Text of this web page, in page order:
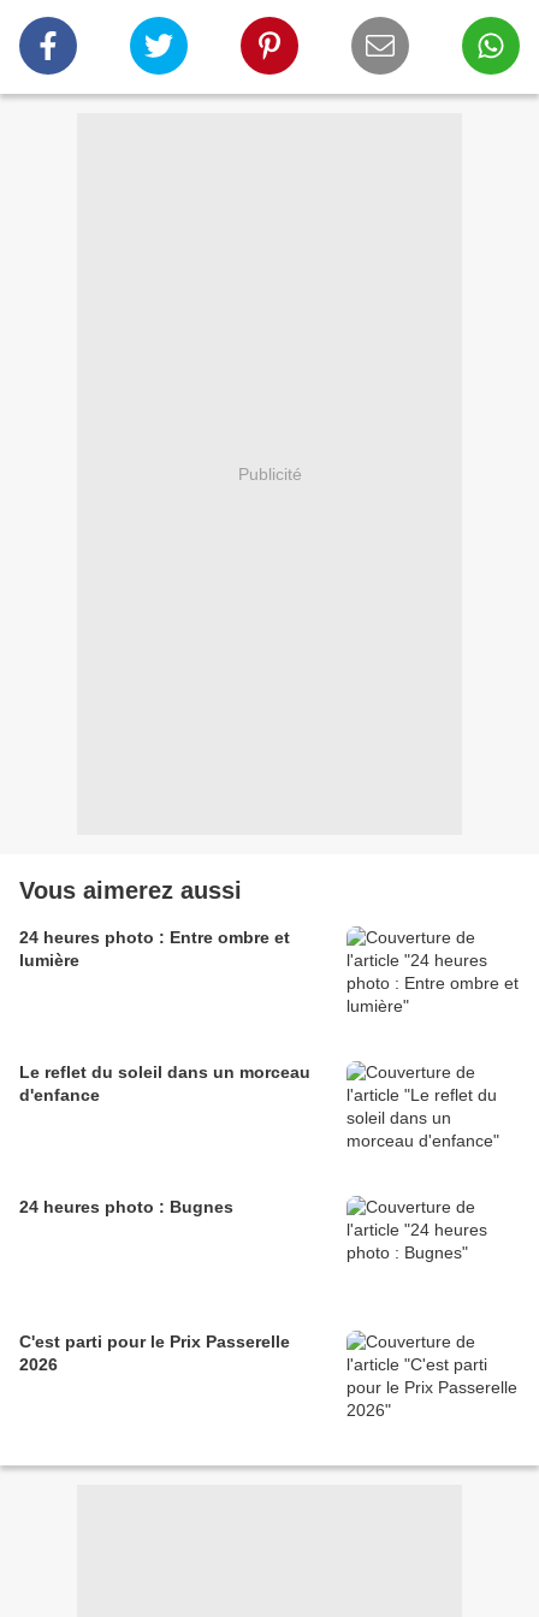
Publicité
Vous aimerez aussi
24 heures photo : Entre ombre et
lumière
Le reflet du soleil dans un morceau
d'enfance
24 heures photo : Bugnes
C'est parti pour le Prix Passerelle
2026